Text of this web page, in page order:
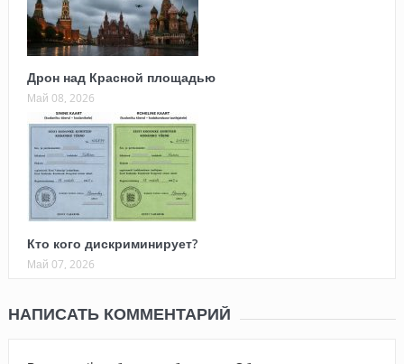
Дрон над Красной площадью
Май 08, 2026
Кто кого дискриминирует?
Май 07, 2026
НАПИСАТЬ КОММЕНТАРИЙ